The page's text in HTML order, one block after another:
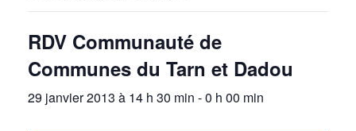
RDV Communauté de
Communes du Tarn et Dadou
29 janvier 2013 à 14 h 30 min -0 h 00 min